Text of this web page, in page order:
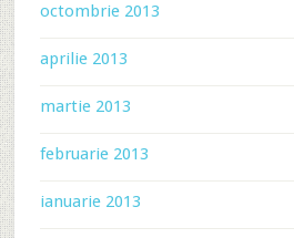
octombrie 2013
aprilie 2013
martie 2013
februarie 2013
ianuarie 2013